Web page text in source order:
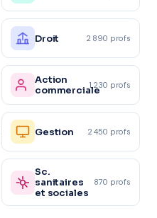
Droit 2 890 profs
Action
commerciale1 230 profs
Gestion 2 450 profs
Sc.
sanitaires
et sociales
870 profs